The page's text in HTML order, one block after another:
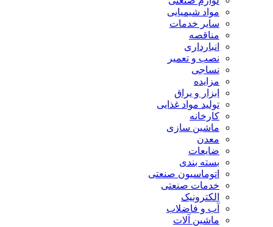
مواد شیمیایی
سایر خدمات
مناقصه
انبارداری
نصب و تعمیر
نساجی
مزایده
ابزار و یراق
تولید مواد غذایی
کارخانه
ماشین سازی
معدن
ضایعات
بسته بندی
اتوماسیون صنعتی
خدمات صنعتی
الکترونیک
آب و فاضلاب
ماشین آلات